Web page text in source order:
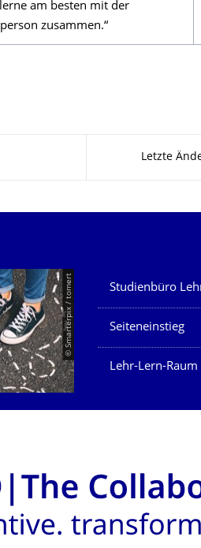
am besten mit der
zusammen.“
Letzte
© Smarterpix / tomert Unsere
Studienbüro
Seiteneinstieg
Lehr-Lern-